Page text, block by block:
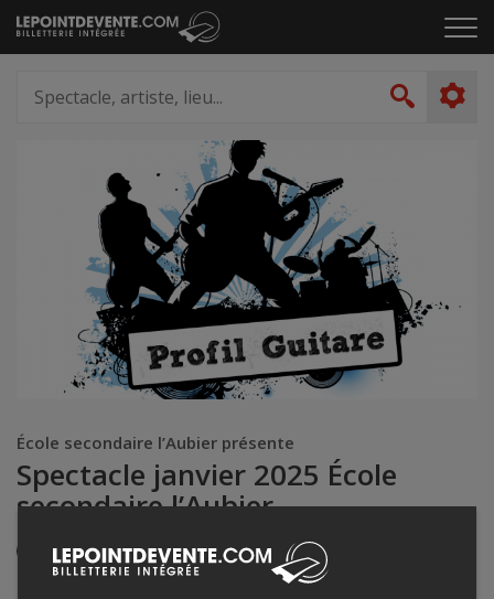
Passer
au
le
artiste,
lieu...
École secondaire l’Aubier présente
Spectacle janvier 2025 École
secondaire l’Aubier
Événement en personne
21 janvier 2025